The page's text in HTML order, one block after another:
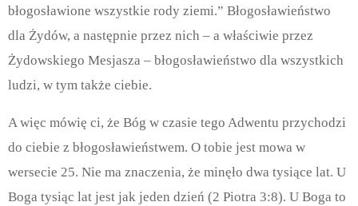
błogosławione wszystkie rody ziemi.” Błogosławieństwo
dla Żydów, a następnie przez nich – a właściwie przez
Żydowskiego Mesjasza – błogosławieństwo dla wszystkich
ludzi, w tym także ciebie.
A więc mówię ci, że Bóg w czasie tego Adwentu przychodzi
do ciebie z błogosławieństwem. O tobie jest mowa w
wersecie 25. Nie ma znaczenia, że minęło dwa tysiące lat. U
Boga tysiąc lat jest jak jeden dzień (2 Piotra 3:8). U Boga to